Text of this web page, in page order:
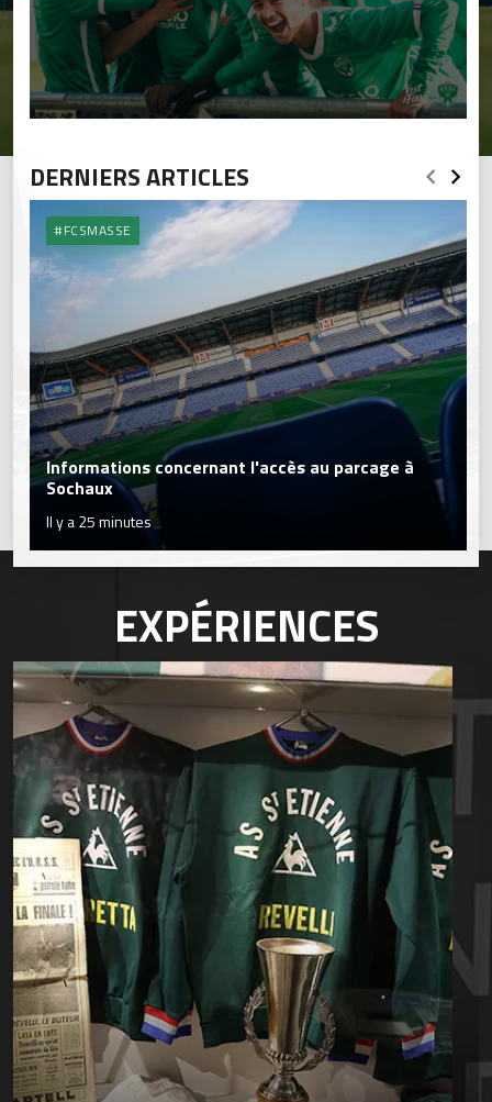
DERNIERS ARTICLES
#FCSMASSE
Informations concernant l'accès au parcage à
Sochaux
Il y a 25 minutes
EXPÉRIENCES